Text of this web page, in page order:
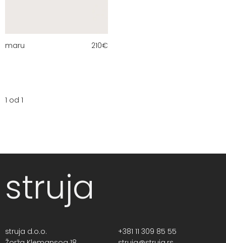
maru 210€
1 od 1
struja
struja d.o.o.
+381 11 309 85 55